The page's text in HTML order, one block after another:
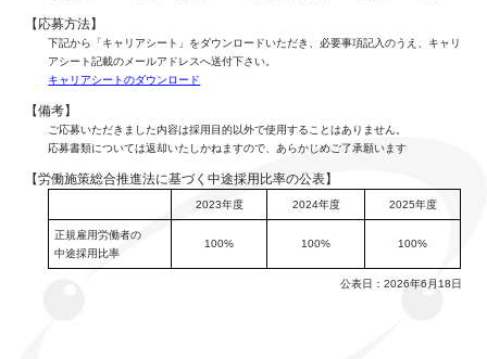
【応募方法】
下記から「キャリアシート」をダウンロードいただき、必要事項記入のうえ、キャリ
アシート記載のメールアドレスへ送付下さい。
キャリアシートのダウンロード
【備考】
ご応募いただきました内容は採用目的以外で使用することはありません。
応募書類については返却いたしかねますので、あらかじめご了承願います
【労働施策総合推進法に基づく中途採用比率の公表】
2023年度 2024年度 2025年度
正規雇用労働者の
中途採用比率
100% 100% 100%
公表日：2026年6月18日